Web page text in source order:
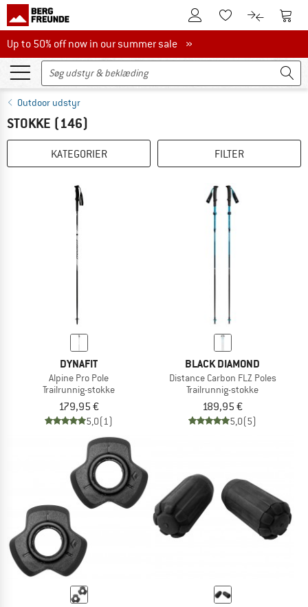
Til kundekontoenTil huskesedlen.
Til Til
Up to 50% off now in our summer sale
Up to 50% off now in our summer sale »
Outdoor udstyr
STOKKE (146)
KATEGORIER FILTER
DYNAFIT
Alpine Pro Pole
Trailrunnig-stokke
179,95 €
5,0(1)
BLACK DIAMOND
Distance Carbon FLZ Poles
Trailrunnig-stokke
189,95 €
5,0(5)